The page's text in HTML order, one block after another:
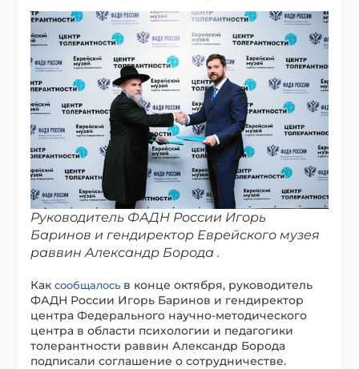
Руководитель ФАДН России Игорь
Баринов и гендиректор Еврейского музея
раввин Александр Борода .
Каксообщалось в конце октября, руководитель
ФАДН России Игорь Баринов и гендиректор
центра Федерального научно-методического
центра в области психологии и педагогики
толерантности раввин Александр Борода
подписали соглашение о сотрудничестве.